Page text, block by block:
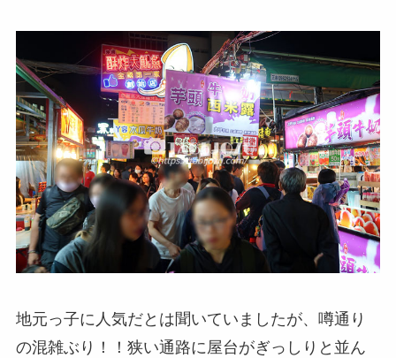
地元っ子に人気だとは聞いていましたが、噂通り
の混雑ぶり！！狭い通路に屋台がぎっしりと並ん